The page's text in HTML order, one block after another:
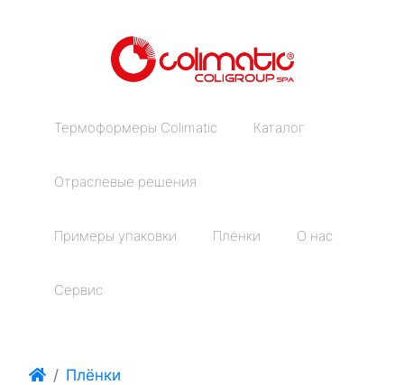
Термоформеры Colimatic Каталог
Отраслевые решения
Примеры упаковки Плёнки О нас
Сервис
Плёнки